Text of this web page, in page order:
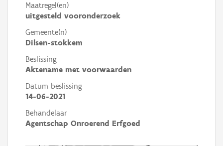
Maatregel(en)
uitgesteld vooronderzoek
Gemeente(n)
Dilsen-stokkem
Beslissing
Aktename met voorwaarden
Datum beslissing
14-06-2021
Behandelaar
Agentschap Onroerend Erfgoed